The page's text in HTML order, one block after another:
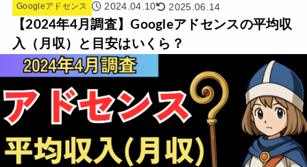
Googleアドセンス 2024.04.10 2025.06.14
【2024年4月調査】Googleアドセンスの平均収
入（月収）と目安はいくら？